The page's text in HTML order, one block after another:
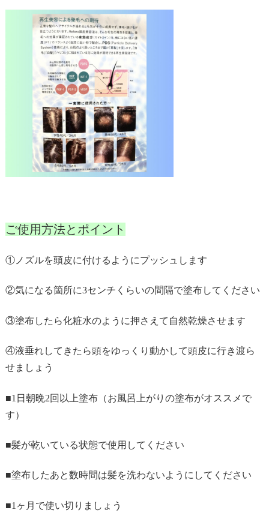
ご使用方法とポイント
①ノズルを頭皮に付けるようにプッシュします
②気になる箇所に3センチくらいの間隔で塗布してください
③塗布したら化粧水のように押さえて自然乾燥させます
④液垂れしてきたら頭をゆっくり動かして頭皮に行き渡ら
せましょう
■1 日朝晩2回以上塗布（お風呂上がりの塗布がオススメで
す）
■髪が乾いている状態で使用してください
■塗布したあと数時間は髪を洗わないようにしてください
■1 ヶ月で使い切りましょう